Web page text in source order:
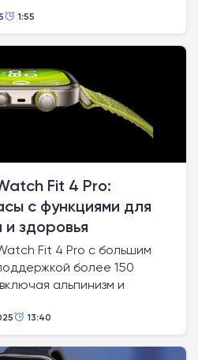
1:55
Fit 4 Pro:
с функциями для
и здоровья
Fit 4 Pro с большим
более 150
альпинизм и
13:40